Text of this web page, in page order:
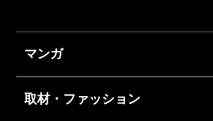
マンガ
取材・ファッション